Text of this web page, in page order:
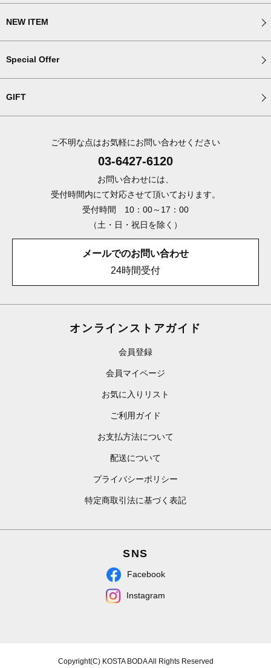
NEW ITEM
Special Offer
GIFT
ご不明な点はお気軽にお問い合わせください
03-6427-6120
お問い合わせには、
受付時間内にて対応させて頂いております。
受付時間 10：00～17：00
（土・日・祝日を除く）
メールでのお問い合わせ
24時間受付
オンラインストアガイド
会員登録
会員マイページ
お気に入りリスト
ご利用ガイド
お支払方法について
配送について
プライバシーポリシー
特定商取引法に基づく表記
SNS
Facebook
Instagram
Copyright(C) KOSTA BODA All Rights Reserved